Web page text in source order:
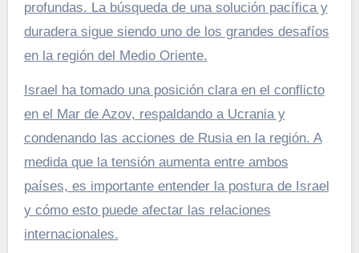
profundas. La búsqueda de una solución pacífica y
duradera sigue siendo uno de los grandes desafíos
en la región del Medio Oriente.
Israel ha tomado una posición clara en el conflicto
en el Mar de Azov, respaldando a Ucrania y
condenando las acciones de Rusia en la región. A
medida que la tensión aumenta entre ambos
países, es importante entender la postura de Israel
y cómo esto puede afectar las relaciones
internacionales.